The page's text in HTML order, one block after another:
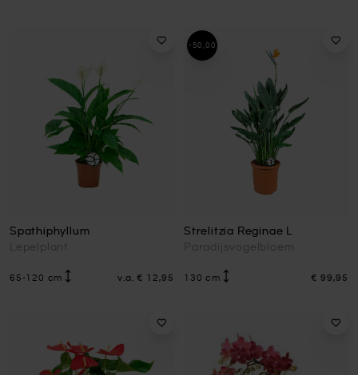
Spathiphyllum
Lepelplant
65-120 cm v.a. € 12,95
Strelitzia Reginae L
Paradijsvogelbloem
130 cm € 99,95
-50,00